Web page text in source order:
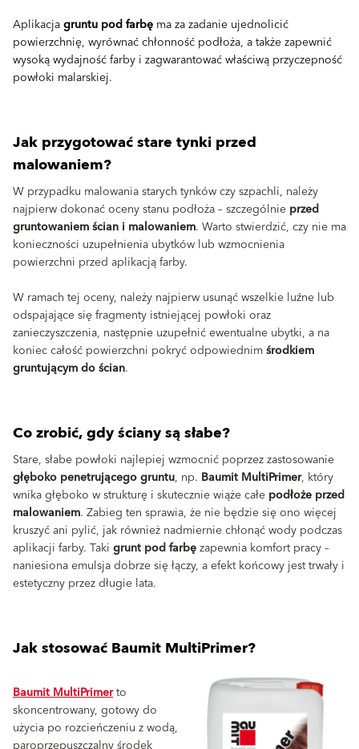
Aplikacjagruntu pod farbę ma za zadanie ujednolicić
powierzchnię, wyrównać chłonność podłoża, a także zapewnić
wysoką wydajność farby i zagwarantować właściwą przyczepność
powłoki malarskiej.
Jak przygotować stare tynki przed
malowaniem?
W przypadku malowania starych tynków czy szpachli, należy
najpierw dokonać oceny stanu podłoża – szczególnie przed
gruntowaniem ścian i malowaniem. Warto stwierdzić, czy nie ma
konieczności uzupełnienia ubytków lub wzmocnienia
powierzchni przed aplikacją farby.
W ramach tej oceny, należy najpierw usunąć wszelkie luźne lub
odspajające się fragmenty istniejącej powłoki oraz
zanieczyszczenia, następnie uzupełnić ewentualne ubytki, a na
koniec całość powierzchni pokryć odpowiednimśrodkiem
gruntującym do ścian.
Co zrobić, gdy ściany są słabe?
Stare, słabe powłoki najlepiej wzmocnić poprzez zastosowanie
głęboko penetrującego gruntu, np. Baumit MultiPrimer, który
wnika głęboko w strukturę i skutecznie wiąże całe podłoże przed
malowaniem. Zabieg ten sprawia, że nie będzie się ono więcej
kruszyć ani pylić, jak również nadmiernie chłonąć wody podczas
aplikacji farby. Taki grunt pod farbęzapewnia komfort pracy –
naniesiona emulsja dobrze się łączy, a efekt końcowy jest trwały i
estetyczny przez długie lata.
Jak stosować Baumit MultiPrimer?
Baumit MultiPrimerto
skoncentrowany, gotowy do
użycia po rozcieńczeniu z wodą,